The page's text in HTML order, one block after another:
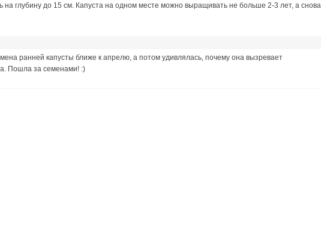
на глубину до 15 см. Капуста на одном месте можно выращивать не больше 2-3 лет, а снова
ранней капусты ближе к апрелю, а потом удивлялась, почему она вызревает
Пошла за семенами! :)